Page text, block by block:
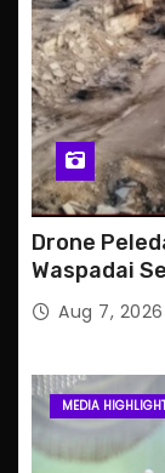
Drone
Waspadai
Aug 7, 2026
MEDIA